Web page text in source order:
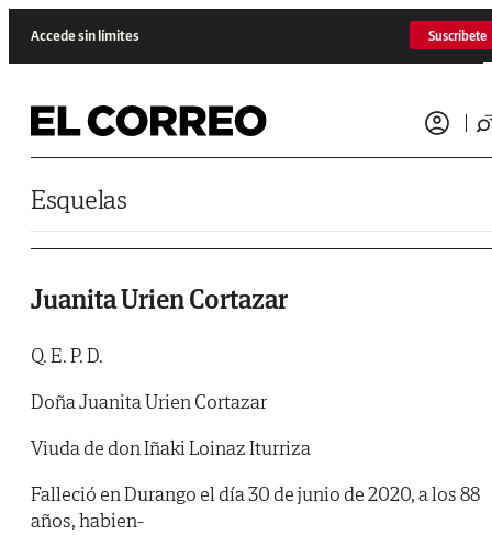
Accede sin límites Suscríbete
Esquelas
Juanita Urien Cortazar
Q. E. P. D.
Doña Juanita Urien Cortazar
Viuda de don Iñaki Loinaz Iturriza
Falleció en Durango el día 30 de junio de 2020, a los 88
años, habien-